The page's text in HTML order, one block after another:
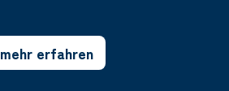
mehr erfahren